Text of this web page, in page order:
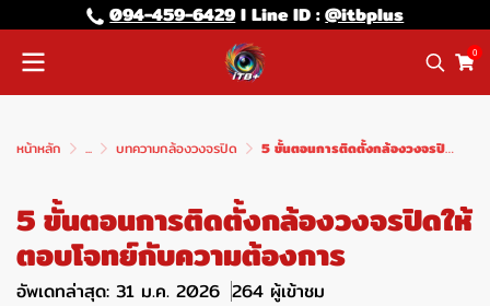
094-459-6429l Line lD :@itbplus
0
หน้าหลัก ... บทความกล้องวงจรปิด 5 ขั้นตอนการติดตั้งกล้องวงจรปิดให้ตอบโจทย์กับความต้องการ
5 ขั้นตอนการติดตั้งกล้องวงจรปิดให้
ตอบโจทย์กับความต้องการ
อัพเดทล่าสุด: 31 ม.ค. 2026 264 ผู้เข้าชม